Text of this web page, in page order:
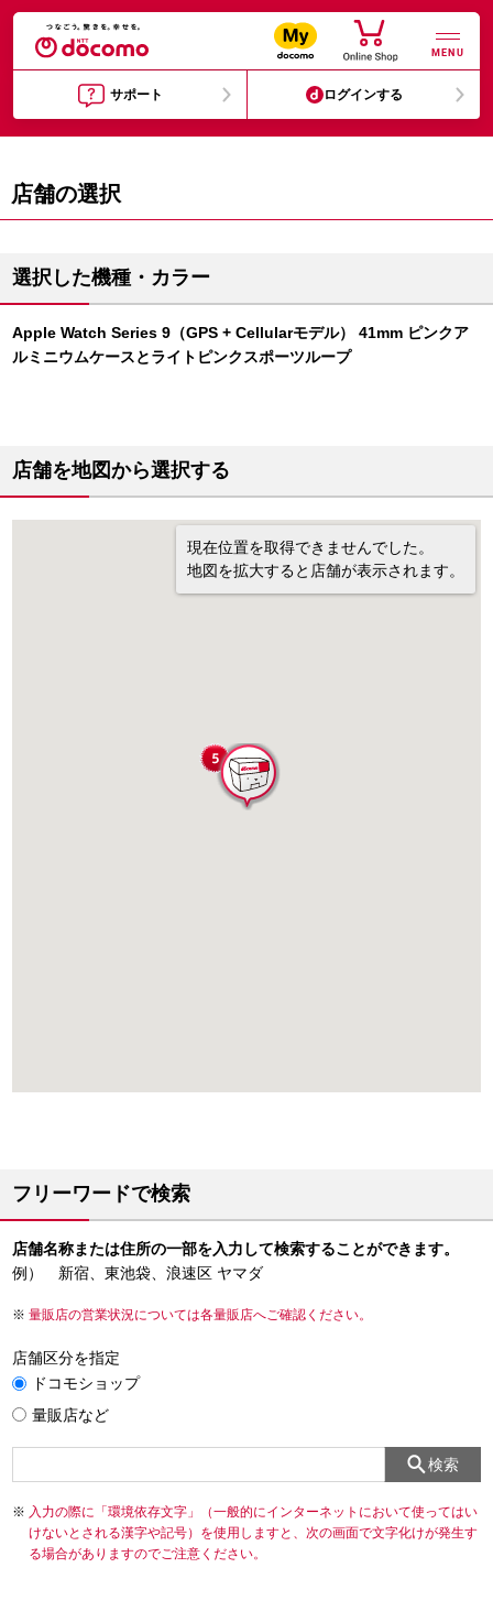
MENU
サポート ログインする
店舗の選択
選択した機種・カラー
Apple Watch Series 9（GPS + Cellularモデル） 41mm ピンクア
ルミニウムケースとライトピンクスポーツループ
店舗を地図から選択する
現在位置を取得できませんでした。
地図を拡大すると店舗が表示されます。
フリーワードで検索
店舗名称または住所の一部を入力して検索することができます。
例） 新宿、東池袋、浪速区 ヤマダ
量販店の営業状況については各量販店へご確認ください。
店舗区分を指定
ドコモショップ
量販店など
検索
入力の際に「環境依存文字」（一般的にインターネットにおいて使ってはい
けないとされる漢字や記号）を使用しますと、次の画面で文字化けが発生す
る場合がありますのでご注意ください。